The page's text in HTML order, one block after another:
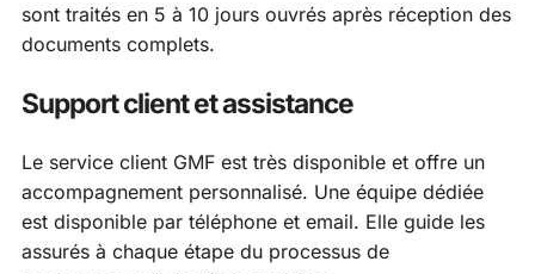
sont traités en 5 à 10 jours ouvrés après réception des
documents complets.
Support client et assistance
Le service client GMF est très disponible et offre un
accompagnement personnalisé. Une équipe dédiée
est disponible par téléphone et email. Elle guide les
assurés à chaque étape du processus de